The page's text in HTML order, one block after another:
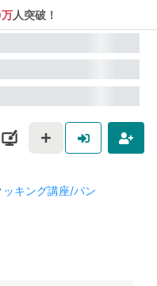
人突破！
ッキング講座/パン